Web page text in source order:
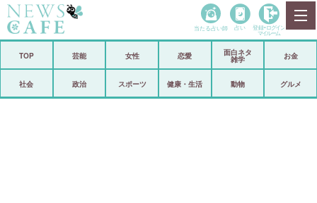
政治
当たる占い師 占い 登録• ログイン
マイルーム
TOP 芸能 女性 恋愛
面白ネタ
雑学
お金
社会 政治 スポーツ 健康・生活 動物 グルメ